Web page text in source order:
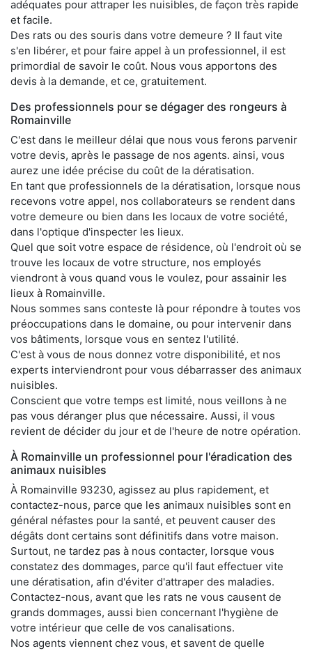
adéquates pour attraper les nuisibles, de façon très rapide
et facile.
Des rats ou des souris dans votre demeure ? Il faut vite
s'en libérer, et pour faire appel à un professionnel, il est
primordial de savoir le coût. Nous vous apportons des
devis à la demande, et ce, gratuitement.
Des professionnels pour se dégager des rongeurs à
Romainville
C'est dans le meilleur délai que nous vous ferons parvenir
votre devis, après le passage de nos agents. ainsi, vous
aurez une idée précise du coût de la dératisation.
En tant que professionnels de la dératisation, lorsque nous
recevons votre appel, nos collaborateurs se rendent dans
votre demeure ou bien dans les locaux de votre société,
dans l'optique d'inspecter les lieux.
Quel que soit votre espace de résidence, où l'endroit où se
trouve les locaux de votre structure, nos employés
viendront à vous quand vous le voulez, pour assainir les
lieux à Romainville.
Nous sommes sans conteste là pour répondre à toutes vos
préoccupations dans le domaine, ou pour intervenir dans
vos bâtiments, lorsque vous en sentez l'utilité.
C'est à vous de nous donnez votre disponibilité, et nos
experts interviendront pour vous débarrasser des animaux
nuisibles.
Conscient que votre temps est limité, nous veillons à ne
pas vous déranger plus que nécessaire. Aussi, il vous
revient de décider du jour et de l'heure de notre opération.
À Romainville un professionnel pour l'éradication des
animaux nuisibles
À Romainville 93230, agissez au plus rapidement, et
contactez-nous, parce que les animaux nuisibles sont en
général néfastes pour la santé, et peuvent causer des
dégâts dont certains sont définitifs dans votre maison.
Surtout, ne tardez pas à nous contacter, lorsque vous
constatez des dommages, parce qu'il faut effectuer vite
une dératisation, afin d'éviter d'attraper des maladies.
Contactez-nous, avant que les rats ne vous causent de
grands dommages, aussi bien concernant l'hygiène de
votre intérieur que celle de vos canalisations.
Nos agents viennent chez vous, et savent de quelle